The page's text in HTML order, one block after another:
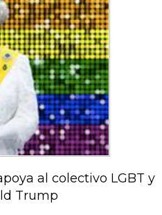
al colectivo LGBT y
Trump